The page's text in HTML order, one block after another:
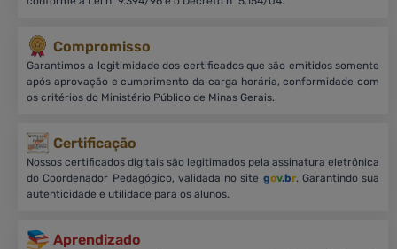
Compromisso
Garantimos a legitimidade dos certificados que são emitidos somente
após aprovação e cumprimento da carga horária, conformidade com
os critérios do Ministério Público de Minas Gerais.
Certificação
Nossos certificados digitais são legitimados pela assinatura eletrônica
do Coordenador Pedagógico, validada no site gov.br. Garantindo sua
autenticidade e utilidade para os alunos.
Aprendizado